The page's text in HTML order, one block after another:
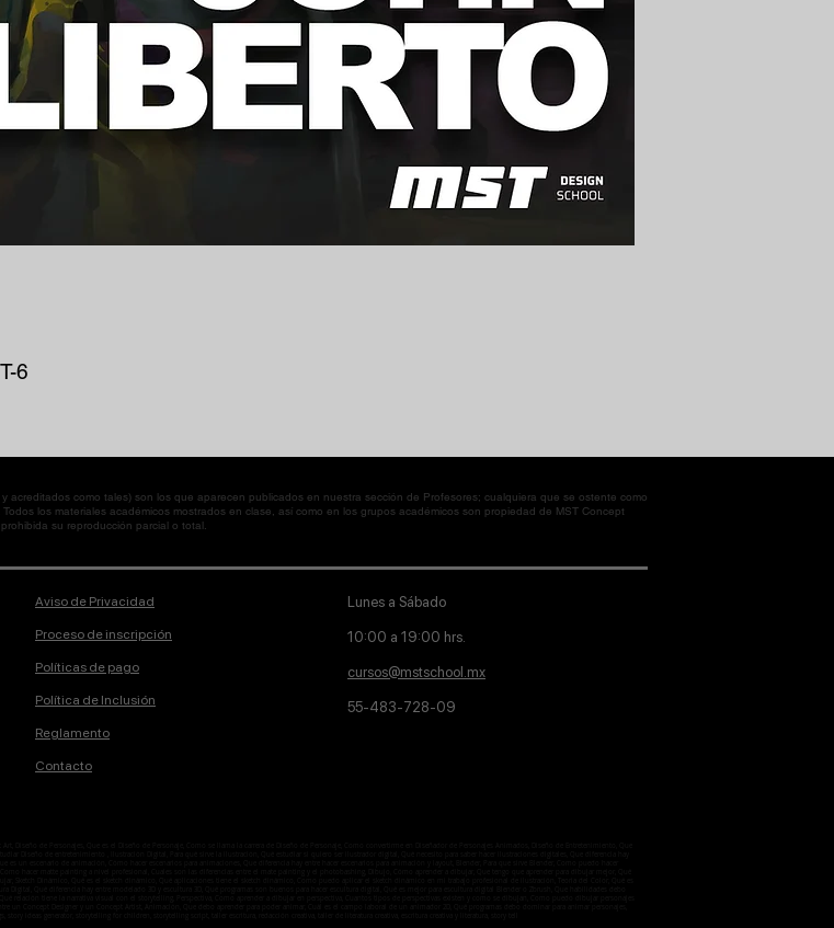
6
acreditados como tales) son los que aparecen publicados en nuestra sección de Profesores; cualquiera que se ostente como
los materiales académicos mostrados en clase, así como en los grupos académicos son propiedad de MST Concept
su reproducción parcial o total.
Aviso de Privacidad
Proceso de inscripción
Políticas de pago
Política de Inclusión
Reglamento
Contacto
Lunes a Sábado
10:00 a 19:00 hrs.
cursos@mstschool.mx
55-483-728-09